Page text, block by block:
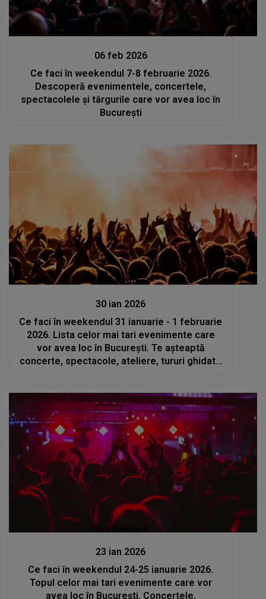
Divertisment
06 feb 2026
Ce faci în weekendul 7-8 februarie 2026.
Descoperă evenimentele, concertele,
spectacolele și târgurile care vor avea loc în
București
Divertisment
30 ian 2026
Ce faci în weekendul 31 ianuarie - 1 februarie
2026. Lista celor mai tari evenimente care
vor avea loc în București. Te așteaptă
concerte, spectacole, ateliere, tururi ghidate
Divertisment
23 ian 2026
Ce faci în weekendul 24-25 ianuarie 2026.
Topul celor mai tari evenimente care vor
avea loc în București. Concertele,